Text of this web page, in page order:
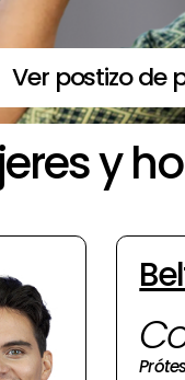
Ver postizo de
y